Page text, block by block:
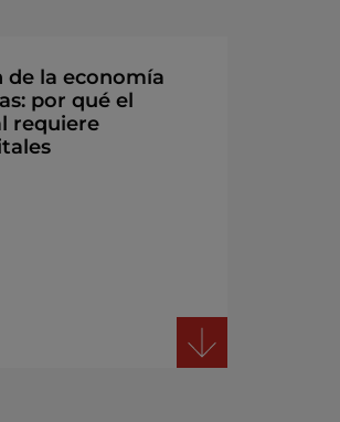
de la economía
por qué el
requiere